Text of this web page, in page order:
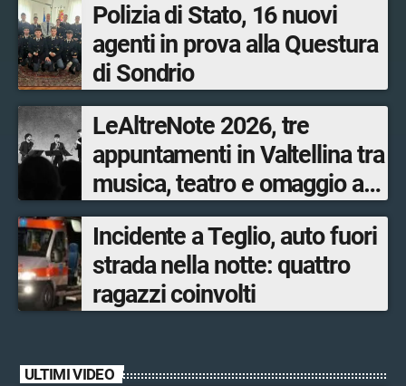
Polizia di Stato, 16 nuovi
agenti in prova alla Questura
di Sondrio
LeAltreNote 2026, tre
appuntamenti in Valtellina tra
musica, teatro e omaggio a
San Francesco
Incidente a Teglio, auto fuori
strada nella notte: quattro
ragazzi coinvolti
ULTIMI VIDEO